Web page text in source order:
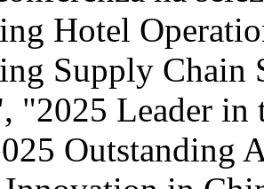
Hotel
Supply Chain
"2025 Leader
Outstanding